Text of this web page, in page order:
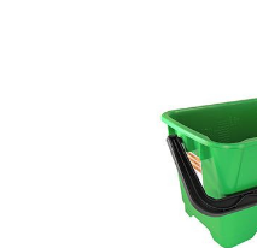
Monodiscuri profesionale
Detergenti profesionali
Accesorii detergenti, pompe,